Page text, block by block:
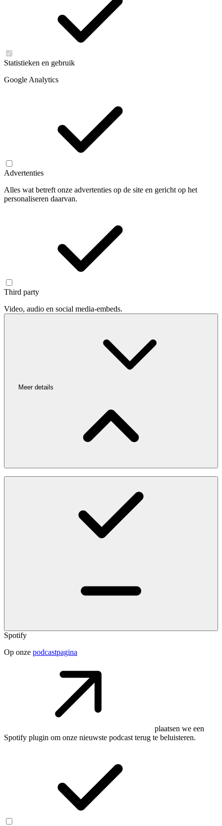
Statistieken en gebruik
Google Analytics
Advertenties
Alles wat betreft onze advertenties op de site en gericht op het
personaliseren daarvan.
Third party
Video, audio en social media-embeds.
Meer details
Spotify
Op onze podcastpagina
plaatsen we een
Spotify plugin om onze nieuwste podcast terug te beluisteren.